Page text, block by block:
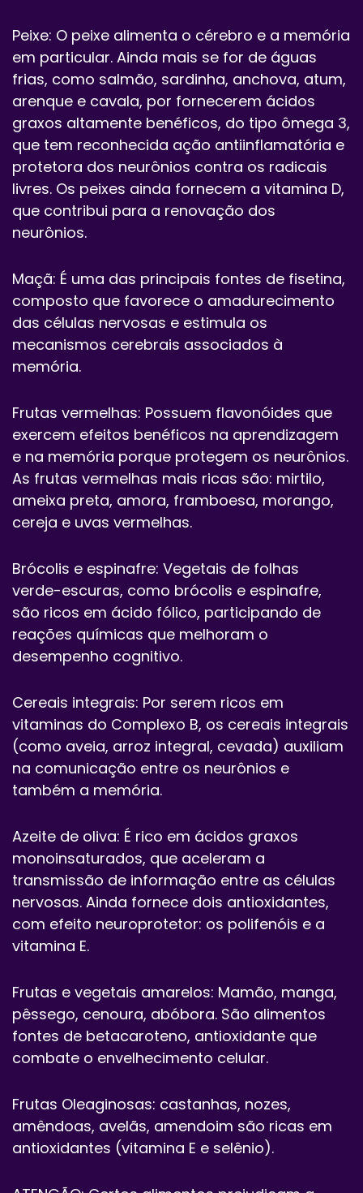
Peixe: O peixe alimenta o cérebro e a memória
em particular. Ainda mais se for de águas
frias, como salmão, sardinha, anchova, atum,
arenque e cavala, por fornecerem ácidos
graxos altamente benéficos, do tipo ômega 3,
que tem reconhecida ação antiinflamatória e
protetora dos neurônios contra os radicais
livres. Os peixes ainda fornecem a vitamina D,
que contribui para a renovação dos
neurônios.
Maçã: É uma das principais fontes de fisetina,
composto que favorece o amadurecimento
das células nervosas e estimula os
mecanismos cerebrais associados à
memória.
Frutas vermelhas: Possuem flavonóides que
exercem efeitos benéficos na aprendizagem
e na memória porque protegem os neurônios.
As frutas vermelhas mais ricas são: mirtilo,
ameixa preta, amora, framboesa, morango,
cereja e uvas vermelhas.
Brócolis e espinafre: Vegetais de folhas
verde-escuras, como brócolis e espinafre,
são ricos em ácido fólico, participando de
reações químicas que melhoram o
desempenho cognitivo.
Cereais integrais: Por serem ricos em
vitaminas do Complexo B, os cereais integrais
(como aveia, arroz integral, cevada) auxiliam
na comunicação entre os neurônios e
também a memória.
Azeite de oliva: É rico em ácidos graxos
monoinsaturados, que aceleram a
transmissão de informação entre as células
nervosas. Ainda fornece dois antioxidantes,
com efeito neuroprotetor: os polifenóis e a
vitamina E.
Frutas e vegetais amarelos: Mamão, manga,
pêssego, cenoura, abóbora. São alimentos
fontes de betacaroteno, antioxidante que
combate o envelhecimento celular.
Frutas Oleaginosas: castanhas, nozes,
amêndoas, avelãs, amendoim são ricas em
antioxidantes (vitamina E e selênio).